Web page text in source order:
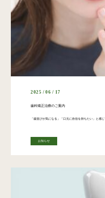
2025 / 06 / 17
歯科矯正治療のご案内
お知らせ